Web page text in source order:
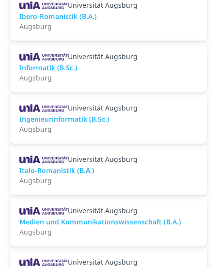
Universität Augsburg
Ibero-Romanistik (B.A.)
Augsburg
Universität Augsburg
Informatik (B.Sc.)
Augsburg
Universität Augsburg
Ingenieurinformatik (B.Sc.)
Augsburg
Universität Augsburg
Italo-Romanistik (B.A.)
Augsburg
Universität Augsburg
Medien und Kommunikationswissenschaft (B.A.)
Augsburg
Universität Augsburg